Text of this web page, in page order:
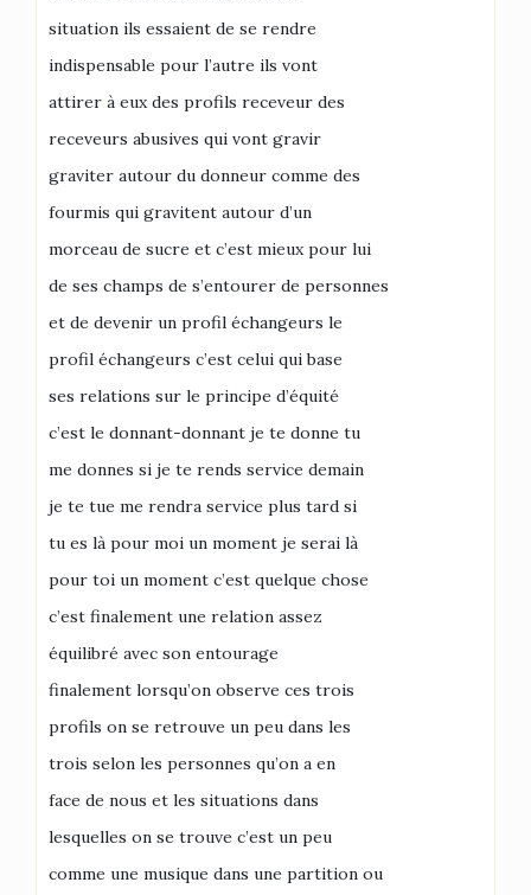
situation ils essaient de se rendre
indispensable pour l’autre ils vont
attirer à eux des profils receveur des
receveurs abusives qui vont gravir
graviter autour du donneur comme des
fourmis qui gravitent autour d’un
morceau de sucre et c’est mieux pour lui
de ses champs de s’entourer de personnes
et de devenir un profil échangeurs le
profil échangeurs c’est celui qui base
ses relations sur le principe d’équité
c’est le donnant-donnant je te donne tu
me donnes si je te rends service demain
je te tue me rendra service plus tard si
tu es là pour moi un moment je serai là
pour toi un moment c’est quelque chose
c’est finalement une relation assez
équilibré avec son entourage
finalement lorsqu’on observe ces trois
profils on se retrouve un peu dans les
trois selon les personnes qu’on a en
face de nous et les situations dans
lesquelles on se trouve c’est un peu
comme une musique dans une partition ou